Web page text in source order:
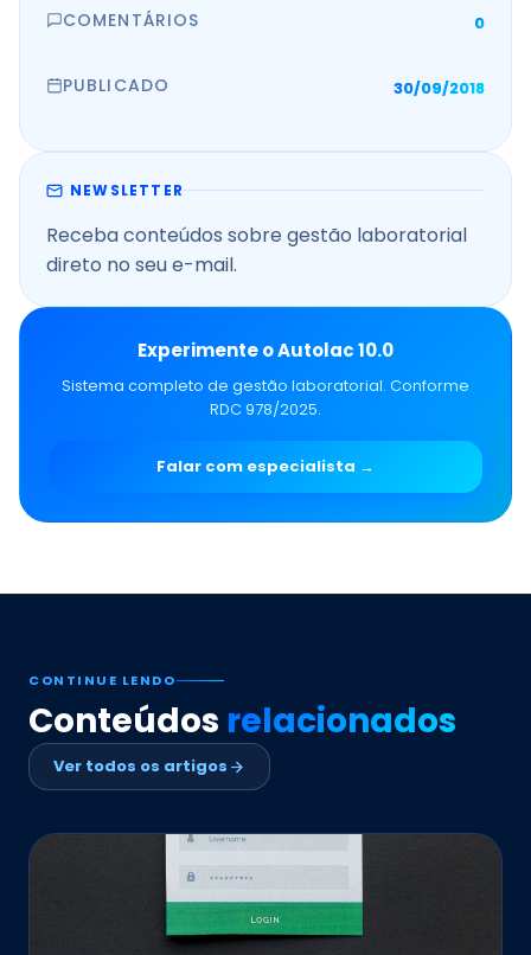
COMENTÁRIOS 0
PUBLICADO 30/09/2018
NEWSLETTER
Receba conteúdos sobre gestão laboratorial
direto no seu e-mail.
Experimente o Autolac 10.0
Sistema completo de gestão laboratorial. Conforme
RDC 978/2025.
Falar com especialista →
CONTINUE LENDO
Conteúdos relacionados
Ver todos os artigos